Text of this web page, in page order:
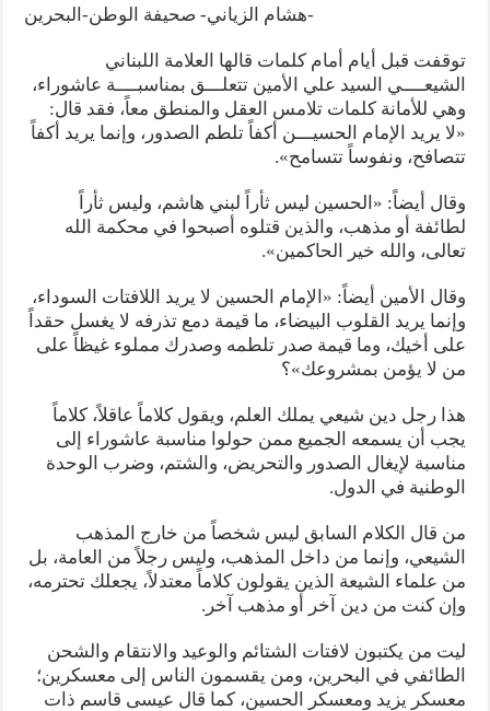
نسج العلاقة مع الآخر تكون من خلال منظومة القيم و المبادئ الانسانية التي تجعل
-هشام الزياني- صحيفة الوطن-البحرين
توقفت قبل أيام أمام كلمات قالها العلامة اللبناني
الشيعــــي السيد علي الأمين تتعلـــق بمناسبــــة عاشوراء،
وهي للأمانة كلمات تلامس العقل والمنطق معاً، فقد قال:
«لا يريد الإمام الحسيـــن أكفاً تلطم الصدور، وإنما يريد أكفاً
تتصافح، ونفوساً تتسامح».
وقال أيضاً: «الحسين ليس ثأراً لبني هاشم، وليس ثأراً
لطائفة أو مذهب، والذين قتلوه أصبحوا في محكمة الله
تعالى، والله خير الحاكمين».
وقال الأمين أيضاً: «الإمام الحسين لا يريد اللافتات السوداء،
وإنما يريد القلوب البيضاء، ما قيمة دمع تذرفه لا يغسل حقداً
على أخيك، وما قيمة صدر تلطمه وصدرك مملوء غيظاً على
من لا يؤمن بمشروعك»؟
هذا رجل دين شيعي يملك العلم، ويقول كلاماً عاقلاً، كلاماً
يجب أن يسمعه الجميع ممن حولوا مناسبة عاشوراء إلى
مناسبة لإيغال الصدور والتحريض، والشتم، وضرب الوحدة
الوطنية في الدول.
من قال الكلام السابق ليس شخصاً من خارج المذهب
الشيعي، وإنما من داخل المذهب، وليس رجلاً من العامة، بل
من علماء الشيعة الذين يقولون كلاماً معتدلاً، يجعلك تحترمه،
وإن كنت من دين آخر أو مذهب آخر.
ليت من يكتبون لافتات الشتائم والوعيد والانتقام والشحن
الطائفي في البحرين، ومن يقسمون الناس إلى معسكرين؛
معسكر يزيد ومعسكر الحسين، كما قال عيسى قاسم ذات